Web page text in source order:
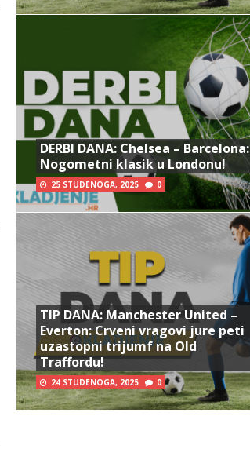
DERBI DANA: Chelsea – Barcelona:
Nogometni klasik u Londonu!
25 STUDENOGA, 2025 0
TIP DANA: Manchester United –
Everton: Crveni vragovi jure peti
uzastopni trijumf na Old
Traffordu!
24 STUDENOGA, 2025 0